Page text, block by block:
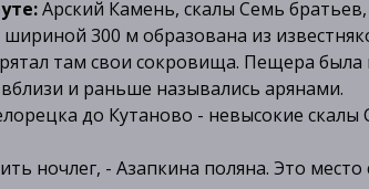
Арский Камень, скалы Семь
300 м образована из
там свои сокровища. Пещера
и раньше назывались арянами.
до Кутаново - невысокие скалы
ночлег, - Азапкина поляна. Это